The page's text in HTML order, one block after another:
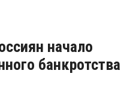
начало
банкротства